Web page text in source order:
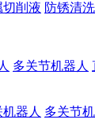
切削液 防锈清洗
多关节机器人
器人 多关节